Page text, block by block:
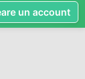
un account